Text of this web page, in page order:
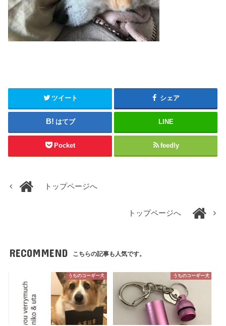
ツイート シェア
はてブ LINE
Pocket feedly
トップページへ
トップページへ
RECOMMEND こちらの記事も人気です。
うちのコーギー犬 うちのコーギー犬